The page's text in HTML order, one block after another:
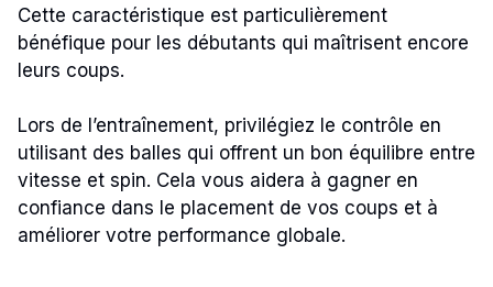
Cette caractéristique est particulièrement
bénéfique pour les débutants qui maîtrisent encore
leurs coups.
Lors de l’entraînement, privilégiez le contrôle en
utilisant des balles qui offrent un bon équilibre entre
vitesse et spin. Cela vous aidera à gagner en
confiance dans le placement de vos coups et à
améliorer votre performance globale.